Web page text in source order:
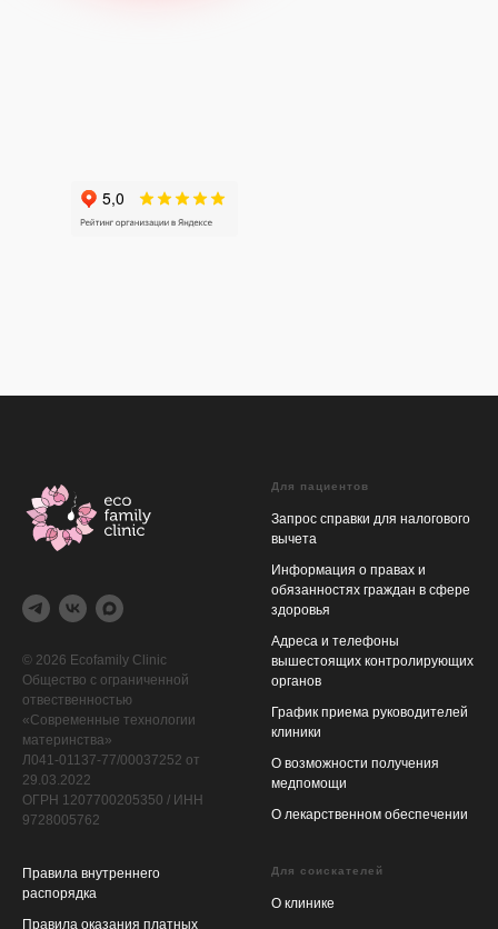
© 2026 Ecofamily Сlinic
Общество с ограниченной
отвественностью
«Современные технологии
материнства»
Л041-01137-77/00037252 от
29.03.2022
ОГРН 1207700205350 / ИНН
9728005762
Для пациентов
Запрос справки для налогового
вычета
Информация о правах и
обязанностях граждан в сфере
здоровья
Адреса и телефоны
вышестоящих контролирующих
органов
График приема руководителей
клиники
О возможности получения
медпомощи
О лекарственном обеспечении
Правила внутреннего
распорядка
Правила оказания платных
Для соискателей
О клинике